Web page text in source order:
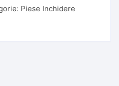
Piese Inchidere